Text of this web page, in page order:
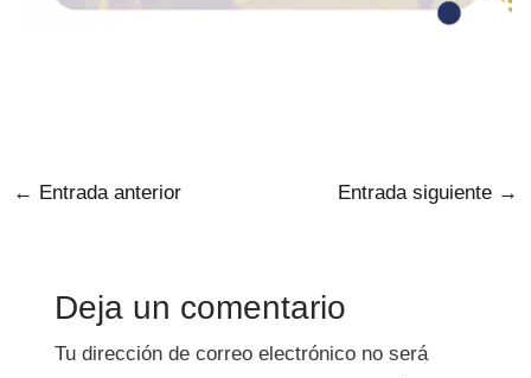
← Entrada anterior Entrada siguiente →
Deja un comentario
Tu dirección de correo electrónico no será